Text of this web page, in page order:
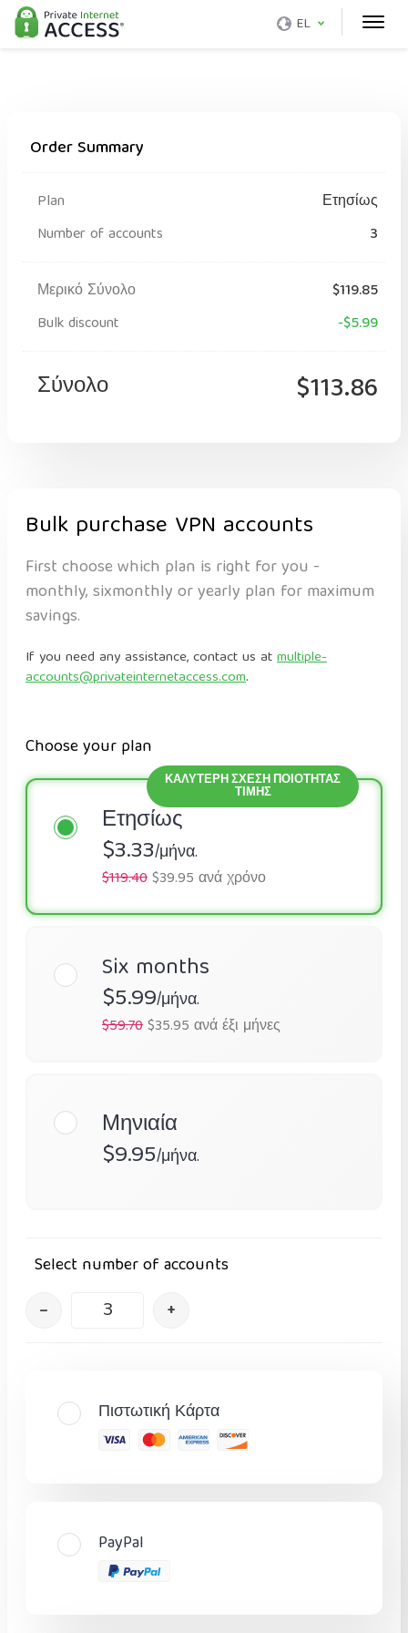
EL
Order Summary
Plan
Ετησίως
Number of accounts
3
Μερικό Σύνολο
$119.85
Bulk discount
-$5.99
Σύνολο $113.86
Bulk purchase VPN accounts
First choose which plan is right for you -
monthly, sixmonthly or yearly plan for maximum
savings.
If you need any assistance, contact us atmultiple-
accounts@privateinternetaccess.com.
Choose your plan
Ετησίως
$3.33/μήνα.
$119.40$39.95 ανά χρόνο
Six months
$5.99/μήνα.
$59.70$35.95 ανά έξι μήνες
Μηνιαία
$9.95/μήνα.
Select number of accounts
– +
Πιστωτική Κάρτα
PayPal